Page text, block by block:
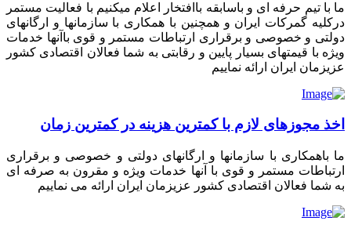
ما با تیم حرفه ای و باسابقه باافتخار اعلام میکنیم با فعالیت مستمر
درکلیه گمرکات ایران و همچنین با همکاری با سازمانها و ارگانهای
دولتی و خصوصی و برقراری ارتباطات مستمر و قوی باآنها خدمات
ویژه با قیمتهای بسیار پایین و رقابتی به شما فعالان اقتصادی کشور
عزیزمان ایران ارائه نماییم
اخذ مجوزهای لازم با کمترین هزینه در کمترین زمان
ما باهمکاری با سازمانها و ارگانهای دولتی و خصوصی و برقراری
ارتباطات مستمر و قوی با آنها خدمات ویژه و مقرون به صرفه ای
به شما فعالان اقتصادی کشور عزیزمان ایران ارائه می نماییم